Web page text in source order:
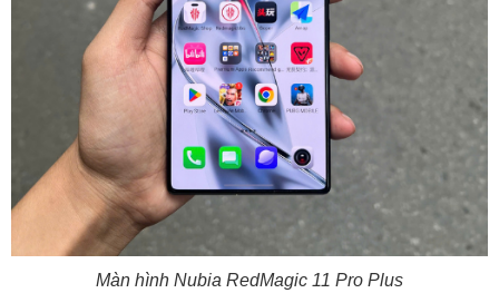
Màn hình Nubia RedMagic 11 Pro Plus